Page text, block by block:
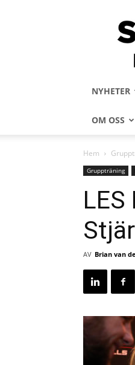
NYHETER
OM OSS
Hem
Gruppträning
AV Brian van